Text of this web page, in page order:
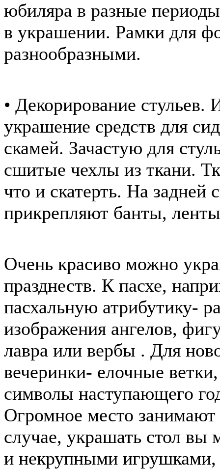
юбиляра в разные
в украшении. Рамки для
разнообразными.
• Декорирование
украшение средств для
скамей. Зачастую для
сшитые чехлы из ткани.
что и скатерть. На задней
прикрепляют банты,
Очень красиво можно
празднеств. К пасхе,
пасхальную атрибутику-
изображения ангелов,
лавра или вербы . Для
вечеринки- елочные
символы наступающего
Огромное место
случае, украшать стол
и некрупными